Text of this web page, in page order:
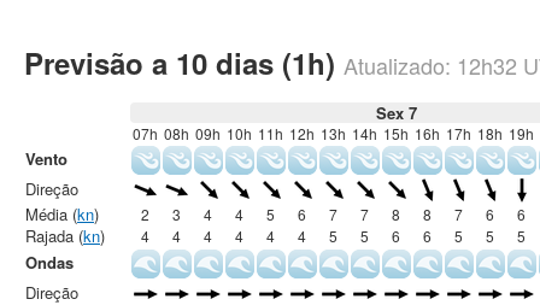
Previsão a 10 dias (1h) Atualizado: 12h32
Sex 7
07h 08h 09h 10h 11h 12h 13h 14h 15h 16h 17h 18h 19h
2 3 4 4 5 6 7 7 8 8 7 6
6
4
4 4 4 4 4 5 5 6 6 5 5 5
Vento
Direção
Média (kn)
Rajada (kn)
Ondas
Direção